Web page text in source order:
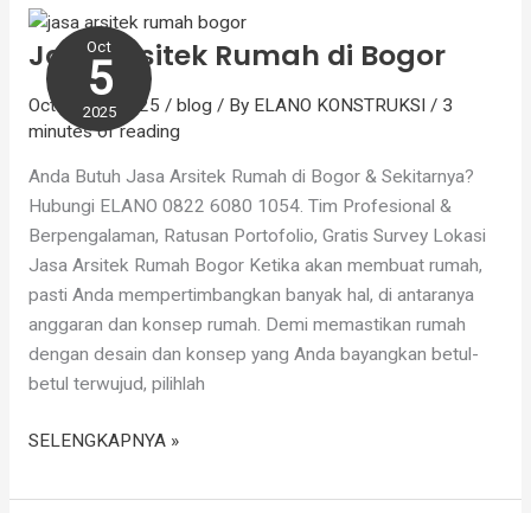
Oct
5
2025
Jasa Arsitek Rumah di Bogor
October 5, 2025 / blog / By ELANO KONSTRUKSI / 3
minutes of reading
Anda Butuh Jasa Arsitek Rumah di Bogor & Sekitarnya?
Hubungi ELANO 0822 6080 1054. Tim Profesional &
Berpengalaman, Ratusan Portofolio, Gratis Survey Lokasi
Jasa Arsitek Rumah Bogor Ketika akan membuat rumah,
pasti Anda mempertimbangkan banyak hal, di antaranya
anggaran dan konsep rumah. Demi memastikan rumah
dengan desain dan konsep yang Anda bayangkan betul-
betul terwujud, pilihlah
Arsitek
Rumah
Bogor
SELENGKAPNYA »